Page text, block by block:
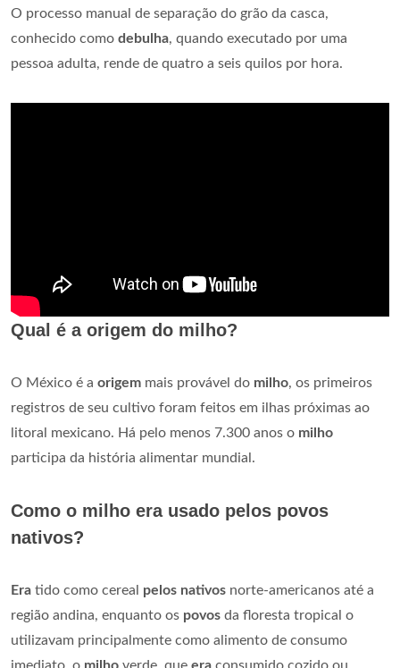
O processo manual de separação do grão da casca,
conhecido como debulha, quando executado por uma
pessoa adulta, rende de quatro a seis quilos por hora.
Qual é a origem do milho?
O México é a origem mais provável do milho, os primeiros
registros de seu cultivo foram feitos em ilhas próximas ao
litoral mexicano. Há pelo menos 7.300 anos o milho
participa da história alimentar mundial.
Como o milho era usado pelos povos
nativos?
Era tido como cereal pelos nativos norte-americanos até a
região andina, enquanto os povos da floresta tropical o
utilizavam principalmente como alimento de consumo